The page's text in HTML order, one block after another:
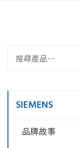
SIEMENS
品牌故事